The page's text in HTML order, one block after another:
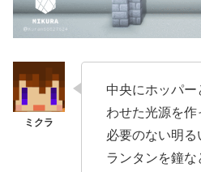
中央にホッパ
わせた光源を
必要のない明る
ランタンを鐘な